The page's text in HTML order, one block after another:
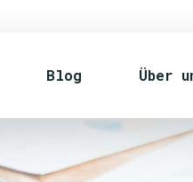
Blog Über